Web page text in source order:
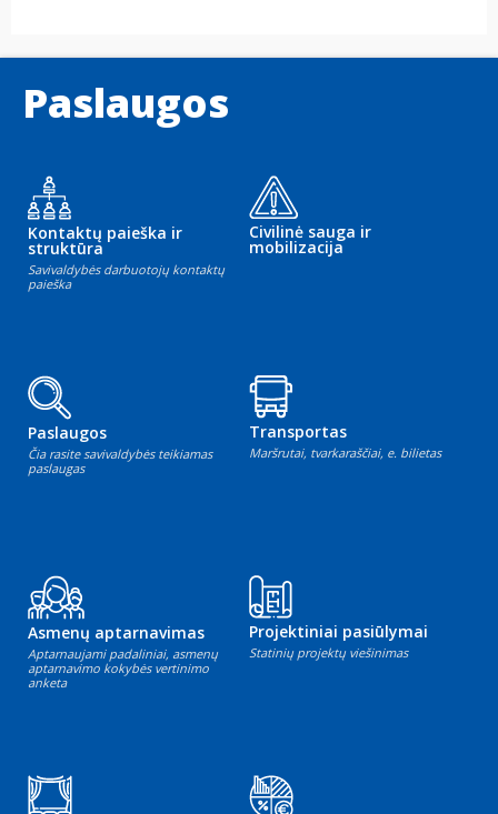
Paslaugos
Kontaktų paieška ir
struktūra
Savivaldybės darbuotojų kontaktų
paieška
Civilinė sauga ir
mobilizacija
Paslaugos
Čia rasite savivaldybės teikiamas
paslaugas
Transportas
Maršrutai, tvarkaraščiai, e. bilietas
Asmenų aptarnavimas
Aptarnaujami padaliniai, asmenų
aptarnavimo kokybės vertinimo
anketa
Projektiniai pasiūlymai
Statinių projektų viešinimas